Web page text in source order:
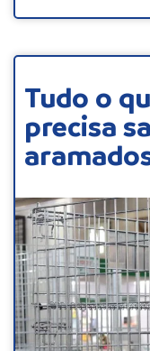
Tudo o
precisa